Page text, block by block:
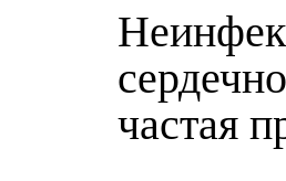
частая